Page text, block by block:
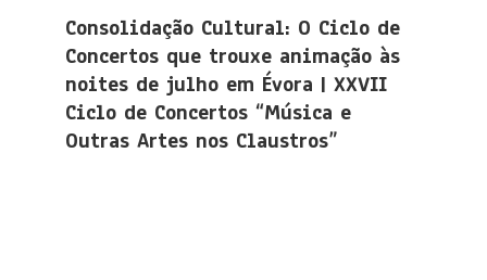
Consolidação Cultural: O Ciclo de
Concertos que trouxe animação às
noites de julho em Évora | XXVII
Ciclo de Concertos “Música e
Outras Artes nos Claustros”